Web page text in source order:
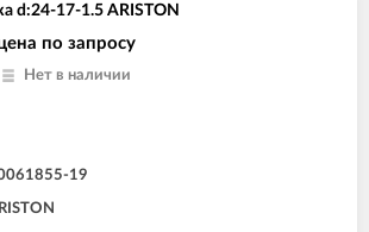
d:24-17-1.5 ARISTON
по запросу
Нет в наличии
19